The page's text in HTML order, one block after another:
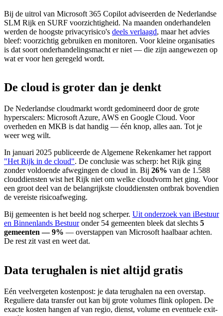
Bij de uitrol van Microsoft 365 Copilot adviseerden de Nederlandse
SLM Rijk en SURF voorzichtigheid. Na maanden onderhandelen
werden de hoogste privacyrisico's deels verlaagd, maar het advies
bleef: voorzichtig gebruiken en monitoren. Voor kleine organisaties
is dat soort onderhandelingsmacht er niet — die zijn aangewezen op
wat er voor hen geregeld wordt.
De cloud is groter dan je denkt
De Nederlandse cloudmarkt wordt gedomineerd door de grote
hyperscalers: Microsoft Azure, AWS en Google Cloud. Voor
overheden en MKB is dat handig — één knop, alles aan. Tot je
weer weg wilt.
In januari 2025 publiceerde de Algemene Rekenkamer het rapport
"Het Rijk in de cloud". De conclusie was scherp: het Rijk ging
zonder voldoende afwegingen de cloud in. Bij 26% van de 1.588
clouddiensten wist het Rijk niet om welke cloudvorm het ging. Voor
een groot deel van de belangrijkste clouddiensten ontbrak bovendien
de vereiste risicoafweging.
Bij gemeenten is het beeld nog scherper. Uit onderzoek van iBestuur
en Binnenlands Bestuuronder 54 gemeenten bleek dat slechts 5
gemeenten — 9% — overstappen van Microsoft haalbaar achten.
De rest zit vast en weet dat.
Data terughalen is niet altijd gratis
Eén veelvergeten kostenpost: je data terughalen na een overstap.
Reguliere data transfer out kan bij grote volumes flink oplopen. De
exacte kosten hangen af van regio, dienst, volume en eventuele exit-